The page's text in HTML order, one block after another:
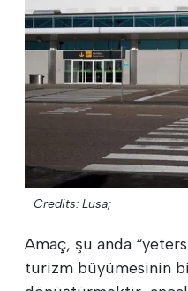
Credits: Lusa;
Amaç, şu anda
turizm büyümesinin